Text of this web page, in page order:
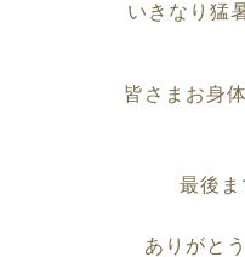
いきなり猛
皆さまお身
最後ま
ありがと